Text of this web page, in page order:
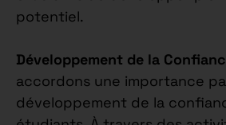
potentiel.
Développement de la
accordons une importance
développement de la